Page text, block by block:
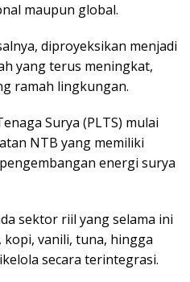
maupun global.
diproyeksikan menjadi
yang terus meningkat,
ramah lingkungan.
Surya (PLTS) mulai
NTB yang memiliki
energi surya
sektor riil yang selama ini
vanili, tuna, hingga
secara terintegrasi.